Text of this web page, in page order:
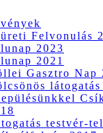
Felvonulás
2023
2021
Gasztro Nap
testvér-